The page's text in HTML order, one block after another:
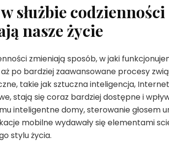
służbie
nasze życie
zmieniają sposób, w jaki
po bardziej zaawansowane procesy
takie jak sztuczna inteligencja,
stają się coraz bardziej dostępne i
inteligentne domy, sterowanie głosem
mobilne wydawały się elementami
stylu życia.